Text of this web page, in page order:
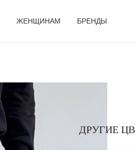
ЖЕНЩИНАМ БРЕНДЫ
ДРУГИЕ